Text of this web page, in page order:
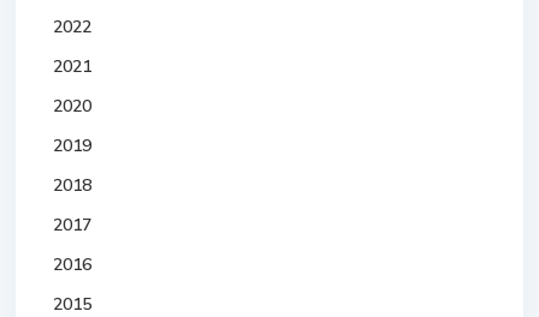
2022
2021
2020
2019
2018
2017
2016
2015